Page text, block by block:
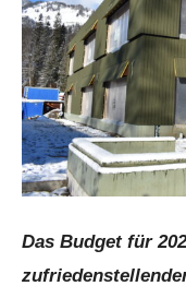
Das Budget für